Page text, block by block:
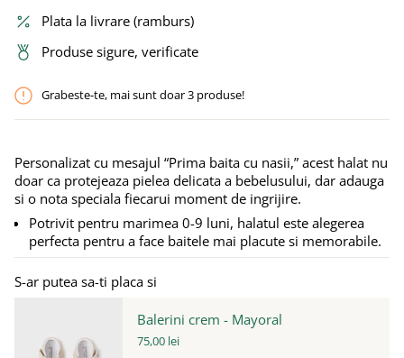
Plata la livrare (ramburs)
Produse sigure, verificate
Grabeste-te, mai sunt doar3 produse!
Personalizat cu mesajul “Prima baita cu nasii,” acest halat nu
doar ca protejeaza pielea delicata a bebelusului, dar adauga
si o nota speciala fiecarui moment de ingrijire.
Potrivit pentru marimea 0-9 luni, halatul este alegerea
perfecta pentru a face baitele mai placute si memorabile.
S-ar putea sa-ti placa si
Balerini crem - Mayoral
75,00 lei